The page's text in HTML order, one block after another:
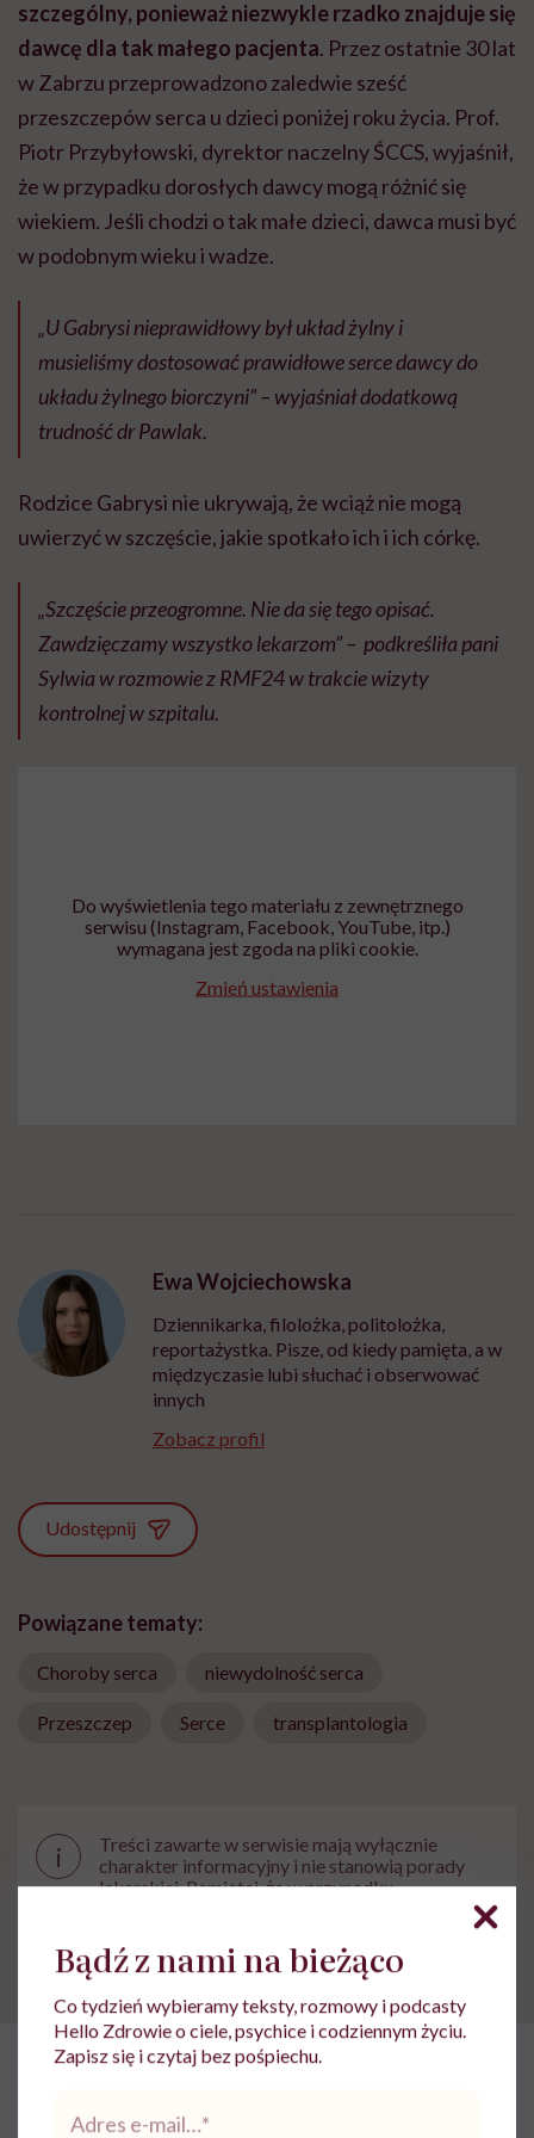
szczególny, ponieważ niezwykle rzadko znajduje się
dawcę dla tak małego pacjenta. Przez ostatnie 30 lat
w Zabrzu przeprowadzono zaledwie sześć
przeszczepów serca u dzieci poniżej roku życia. Prof.
Piotr Przybyłowski, dyrektor naczelny ŚCCS, wyjaśnił,
że w przypadku dorosłych dawcy mogą różnić się
wiekiem. Jeśli chodzi o tak małe dzieci, dawca musi być
w podobnym wieku i wadze.
„U Gabrysi nieprawidłowy był układ żylny i
musieliśmy dostosować prawidłowe serce dawcy do
układu żylnego biorczyni” – wyjaśniał dodatkową
trudność dr Pawlak.
Rodzice Gabrysi nie ukrywają, że wciąż nie mogą
uwierzyć w szczęście, jakie spotkało ich i ich córkę.
„Szczęście przeogromne. Nie da się tego opisać.
Zawdzięczamy wszystko lekarzom” – podkreśliła pani
Sylwia w rozmowie z RMF24 w trakcie wizyty
kontrolnej w szpitalu.
Do wyświetlenia tego materiału z zewnętrznego
serwisu (Instagram, Facebook, YouTube, itp.)
wymagana jest zgoda na pliki cookie.
Zmień ustawienia
Ewa Wojciechowska
Dziennikarka, filolożka, politolożka,
reportażystka. Pisze, od kiedy pamięta, a w
międzyczasie lubi słuchać i obserwować
innych
Zobacz profil
Udostępnij
Powiązane tematy:
Choroby serca niewydolność serca
Przeszczep Serce transplantologia
i
Treści zawarte w serwisie mają wyłącznie
charakter informacyjny i nie stanowią porady
lekarskiej. Pamiętaj, że w przypadku
problemów ze zdrowiem należy bezwzględnie
Bądź z nami na bieżąco
Co tydzień wybieramy teksty, rozmowy i podcasty
Hello Zdrowie o ciele, psychice i codziennym życiu.
Zapisz się i czytaj bez pośpiechu.